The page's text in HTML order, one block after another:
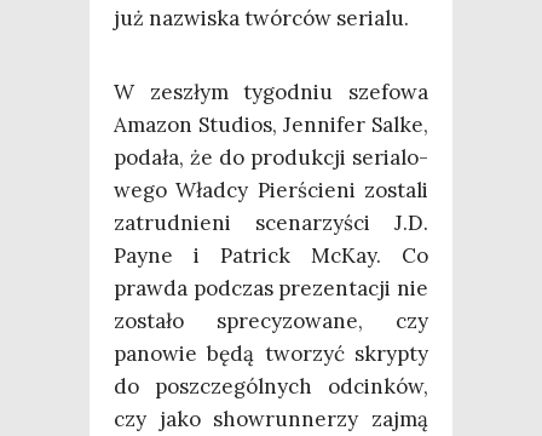
już nazwi­ska twór­ców serialu.
W zeszłym tygo­dniu sze­fo­wa
Ama­zon Stu­dios, Jen­ni­fer Sal­ke,
poda­ła, że do pro­duk­cji seria­lo­
we­go Wład­cy Pier­ście­ni zosta­li
zatrud­nie­ni sce­na­rzy­ści J.D.
Pay­ne i Patrick McKay. Co
praw­da pod­czas pre­zen­ta­cji nie
zosta­ło spre­cy­zo­wa­ne, czy
pano­wie będą two­rzyć skryp­ty
do poszcze­gól­nych odcin­ków,
czy jako show­run­ne­rzy zaj­mą